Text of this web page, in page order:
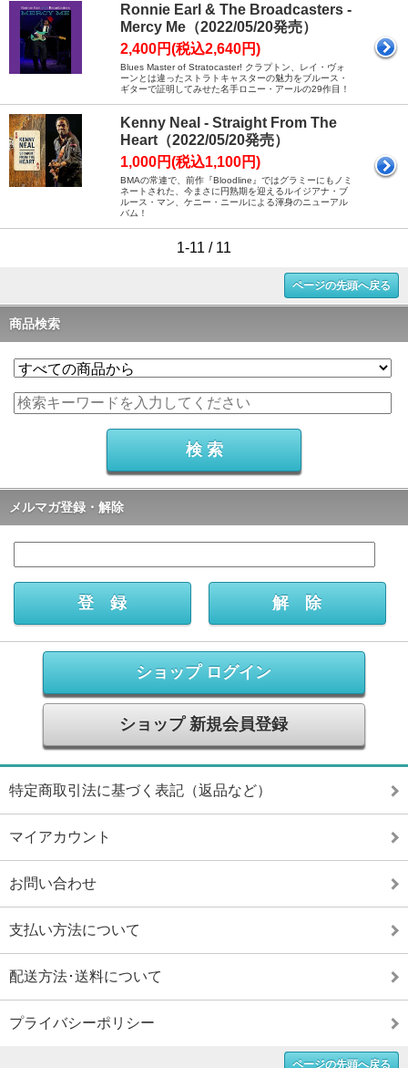
Ronnie Earl & The Broadcasters -
Mercy Me（2022/05/20発売）
2,400円(税込2,640円)
Blues Master of Stratocaster! クラプトン、レイ・ヴォ
ーンとは違ったストラトキャスターの魅力をブルース・
ギターで証明してみせた名手ロニー・アールの29作目！
Kenny Neal - Straight From The
Heart（2022/05/20発売）
1,000円(税込1,100円)
BMAの常連で、前作『Bloodline』ではグラミーにもノミ
ネートされた、今まさに円熟期を迎えるルイジアナ・ブ
ルース・マン、ケニー・ニールによる渾身のニューアル
バム！
1-11 / 11
ページの先頭へ戻る
商品検索
メルマガ登録・解除
ショップ ログイン
ショップ 新規会員登録
特定商取引法に基づく表記（返品など）
マイアカウント
お問い合わせ
支払い方法について
配送方法･送料について
プライバシーポリシー
ページの先頭へ戻る